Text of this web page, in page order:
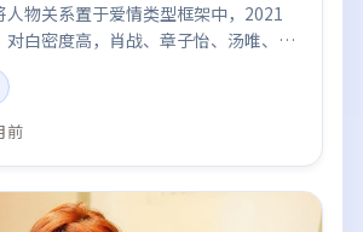
人物关系置于爱情类型框架中，2021
对白密度高，肖战、章子怡、汤唯、刘
值得关注；整体气质偏韩国都市与冷色
前